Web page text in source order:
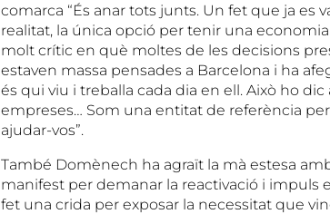
comarca “És anar tots junts. Un fet que ja es
realitat, la única opció per tenir una
molt crític en què moltes de les decisions
estaven massa pensades a Barcelona i ha
és qui viu i treballa cada dia en ell. Això ho
empreses… Som una entitat de referència
ajudar-vos”.
També Domènech ha agraït la mà estesa
manifest per demanar la reactivació i impuls
fet una crida per exposar la necessitat que